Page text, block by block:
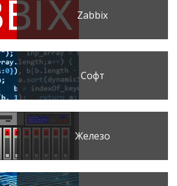
Zabbix
Софт
Железо